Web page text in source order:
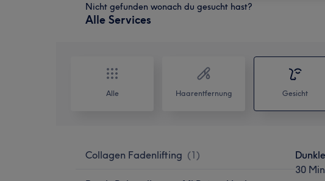
Nicht gefunden wonach du gesucht hast?
Alle Services
Alle Haarentfernung Gesicht
Collagen Fadenlifting (1)
30